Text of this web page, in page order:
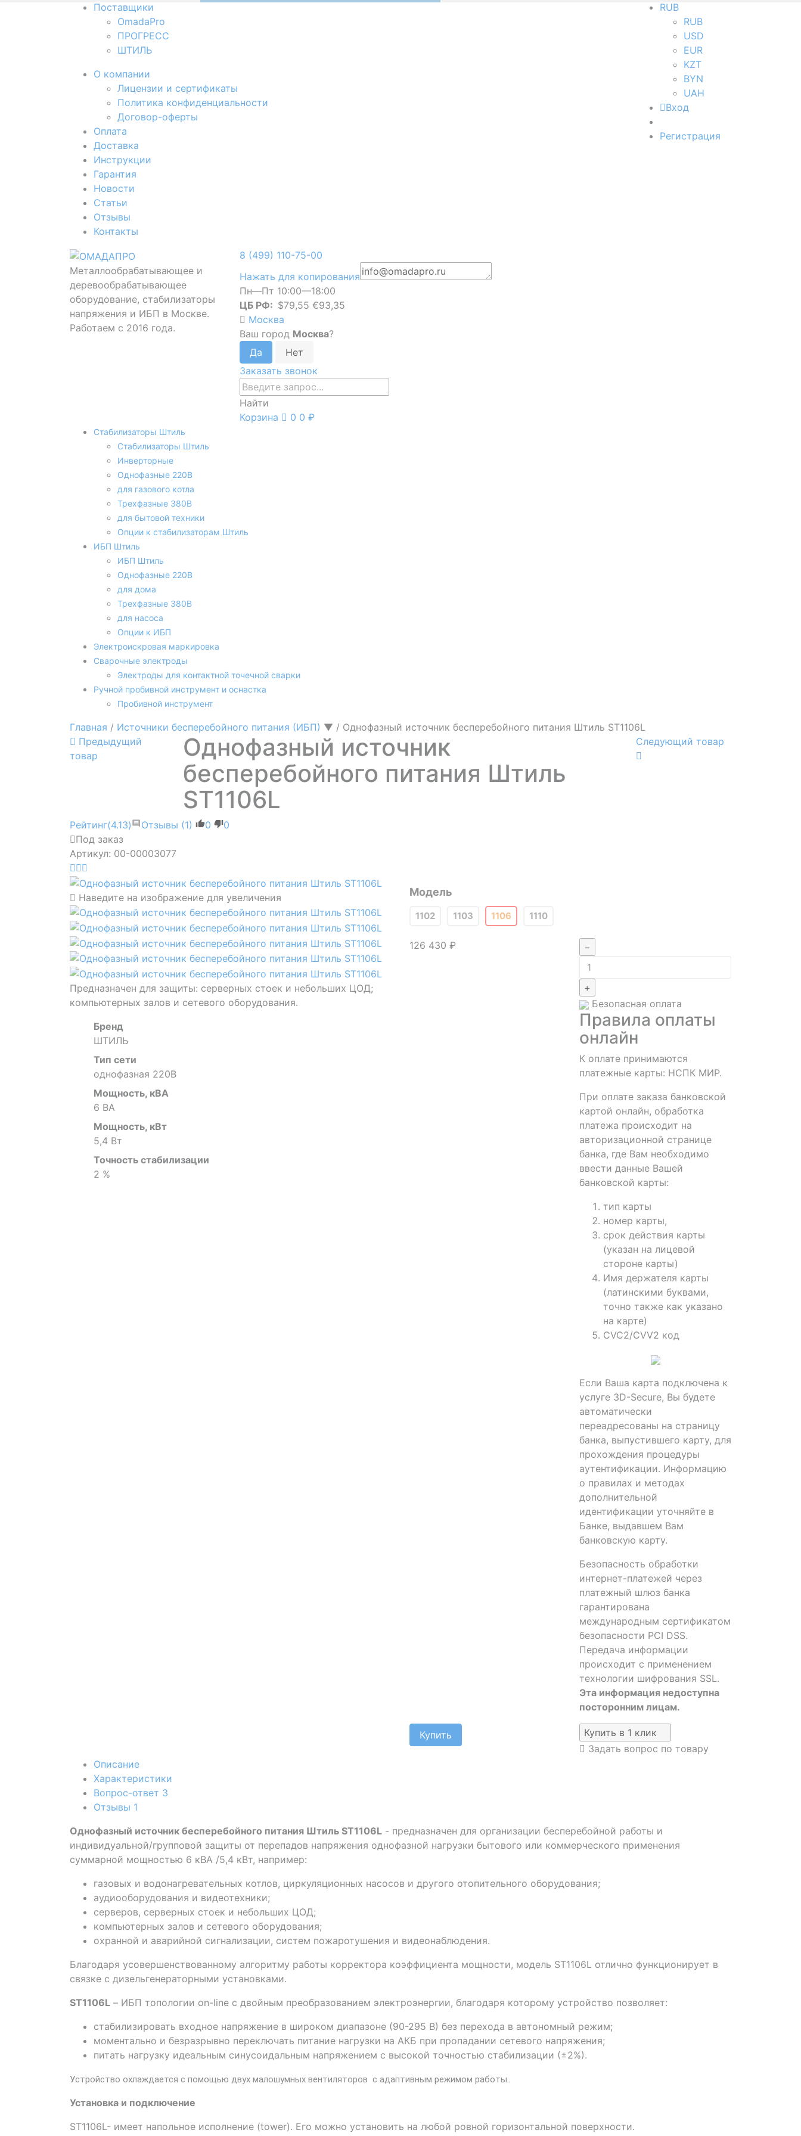
Поставщики
OmadaPro
ПРОГРЕСС
ШТИЛЬ
О компании
Лицензии и сертификаты
Политика конфиденциальности
Договор-оферты
Оплата
Доставка
Инструкции
Гарантия
Новости
Cтатьи
Отзывы
Контакты
RUB
RUB
USD
EUR
KZT
BYN
UAH
Вход
Регистрация
Металлообрабатывающее и
деревообрабатывающее
оборудование, стабилизаторы
напряжения и ИБП в Москве.
Работаем с 2016 года.
8 (499) 110-75-00
Нажать для копирования
Пн—Пт 10:00—18:00
ЦБ РФ: $79,55 €93,35
Москва
Ваш город Москва?
Заказать звонок
Найти
Корзина
0 0 ₽
Стабилизаторы Штиль
Стабилизаторы Штиль
Инверторные
Однофазные 220В
для газового котла
Трехфазные 380В
для бытовой техники
Опции к стабилизаторам Штиль
ИБП Штиль
ИБП Штиль
Однофазные 220В
для дома
Трехфазные 380В
для насоса
Опции к ИБП
Электроискровая маркировка
Сварочные электроды
Электроды для контактной точечной сварки
Ручной пробивной инструмент и оснастка
Пробивной инструмент
Главная / Источники бесперебойного питания (ИБП) ▼ / Однофазный источник бесперебойного питания Штиль ST1106L
Предыдущий
товар
Однофазный источник
бесперебойного питания Штиль
ST1106L
Следующий товар
Рейтинг(4.13) Отзывы (1) 0
0
Под заказ
Артикул: 00-00003077
Наведите на изображение для увеличения
Предназначен для защиты: серверных стоек и небольших ЦОД;
компьютерных залов и сетевого оборудования.
Бренд
ШТИЛЬ
Тип сети
однофазная 220В
Мощность, кВА
6 ВА
Мощность, кВт
5,4 Вт
Точность стабилизации
2 %
Модель
1102 1103 1106 1110
126 430 ₽ −
+
Безопасная оплата
Правила оплаты
онлайн
К оплате принимаются
платежные карты: НСПК МИР.
При оплате заказа банковской
картой онлайн, обработка
платежа происходит на
авторизационной странице
банка, где Вам необходимо
ввести данные Вашей
банковской карты:
тип карты
номер карты,
срок действия карты
(указан на лицевой
стороне карты)
Имя держателя карты
(латинскими буквами,
точно также как указано
на карте)
CVC2/CVV2 код
Если Ваша карта подключена к
услуге 3D-Secure, Вы будете
автоматически
переадресованы на страницу
банка, выпустившего карту, для
прохождения процедуры
аутентификации. Информацию
о правилах и методах
дополнительной
идентификации уточняйте в
Банке, выдавшем Вам
банковскую карту.
Безопасность обработки
интернет-платежей через
платежный шлюз банка
гарантирована
международным сертификатом
безопасности PCI DSS.
Передача информации
происходит с применением
технологии шифрования SSL.
Эта информация недоступна
посторонним лицам.
Купить
Купить в 1 клик
Задать вопрос по товару
Описание
Характеристики
Вопрос-ответ 3
Отзывы 1
Однофазный источник бесперебойного питания Штиль ST1106L - предназначен для организации бесперебойной работы и
индивидуальной/групповой защиты от перепадов напряжения однофазной нагрузки бытового или коммерческого применения
суммарной мощностью 6 кВА /5,4 кВт, например:
газовых и водонагревательных котлов, циркуляционных насосов и другого отопительного оборудования;
аудиооборудования и видеотехники;
серверов, серверных стоек и небольших ЦОД;
компьютерных залов и сетевого оборудования;
охранной и аварийной сигнализации, систем пожаротушения и видеонаблюдения.
Благодаря усовершенствованному алгоритму работы корректора коэффициента мощности, модель ST1106L отлично функционирует в
связке с дизельгенераторными установками.
ST1106L – ИБП топологии on-line с двойным преобразованием электроэнергии, благодаря которому устройство позволяет:
стабилизировать входное напряжение в широком диапазоне (90-295 В) без перехода в автономный режим;
моментально и безразрывно переключать питание нагрузки на АКБ при пропадании сетевого напряжения;
питать нагрузку идеальным синусоидальным напряжением с высокой точностью стабилизации (±2%).
Устройство охлаждается с помощью двух малошумных вентиляторов с адаптивным режимом работы..
Установка и подключение
ST1106L- имеет напольное исполнение (tower). Его можно установить на любой ровной горизонтальной поверхности.